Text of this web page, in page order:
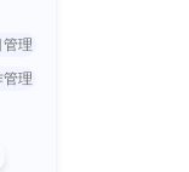
理
理